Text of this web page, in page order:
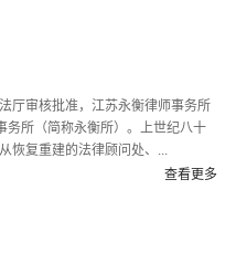
厅审核批准，江苏永衡律师事务所
所（简称永衡所）。上世纪八十
恢复重建的法律顾问处、...
查看更多